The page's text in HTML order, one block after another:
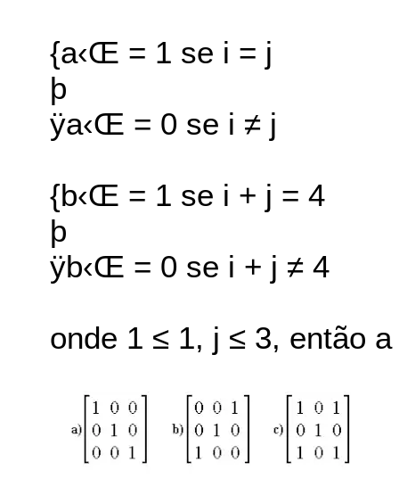
{a‹Œ = 1 se i = j
þ
ÿa‹Œ = 0 se i ≠ j
{b‹Œ = 1 se i + j = 4
þ
ÿb‹Œ = 0 se i + j ≠ 4
onde 1 ≤ 1, j ≤ 3, então